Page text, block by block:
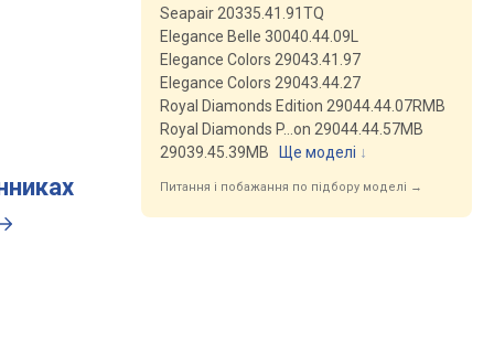
Seapair 20335.41.91TQ
Elegance Belle 30040.44.09L
Elegance Colors 29043.41.97
Elegance Colors 29043.44.27
Royal Diamonds Edition 29044.44.07RMB
Royal Diamonds P…on 29044.44.57MB
29039.45.39MB
Ще моделі ↓
Питання і побажання по підбору моделі →